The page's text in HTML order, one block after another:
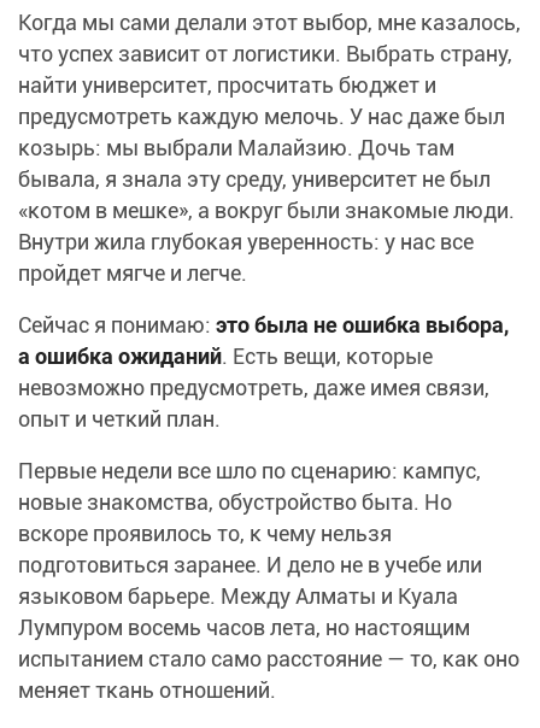
Когда мы сами делали этот выбор, мне казалось,
что успех зависит от логистики. Выбрать страну,
найти университет, просчитать бюджет и
предусмотреть каждую мелочь. У нас даже был
козырь: мы выбрали Малайзию. Дочь там
бывала, я знала эту среду, университет не был
«котом в мешке», а вокруг были знакомые люди.
Внутри жила глубокая уверенность: у нас все
пройдет мягче и легче.
Сейчас я понимаю: это была не ошибка выбора,
а ошибка ожиданий. Есть вещи, которые
невозможно предусмотреть, даже имея связи,
опыт и четкий план.
Первые недели все шло по сценарию: кампус,
новые знакомства, обустройство быта. Но
вскоре проявилось то, к чему нельзя
подготовиться заранее. И дело не в учебе или
языковом барьере. Между Алматы и Куала
Лумпуром восемь часов лета, но настоящим
испытанием стало само расстояние — то, как оно
меняет ткань отношений.